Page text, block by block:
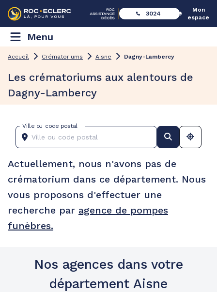
3024
Mon
espace
Menu
Accueil Crématoriums Aisne Dagny-Lambercy
Les crématoriums aux alentours de
Dagny-Lambercy
Ville ou code postal
Actuellement, nous n'avons pas de
crématorium dans ce département. Nous
vous proposons d'effectuer une
recherche par agence de pompes
funèbres.
Nos agences dans votre
département Aisne